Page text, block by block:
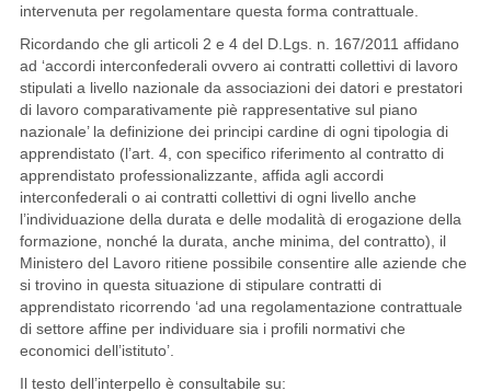
intervenuta per regolamentare questa forma contrattuale.
Ricordando che gli articoli 2 e 4 del D.Lgs. n. 167/2011 affidano
ad ‘accordi interconfederali ovvero ai contratti collettivi di lavoro
stipulati a livello nazionale da associazioni dei datori e prestatori
di lavoro comparativamente piè rappresentative sul piano
nazionale’ la definizione dei principi cardine di ogni tipologia di
apprendistato (l’art. 4, con specifico riferimento al contratto di
apprendistato professionalizzante, affida agli accordi
interconfederali o ai contratti collettivi di ogni livello anche
l’individuazione della durata e delle modalità di erogazione della
formazione, nonché la durata, anche minima, del contratto), il
Ministero del Lavoro ritiene possibile consentire alle aziende che
si trovino in questa situazione di stipulare contratti di
apprendistato ricorrendo ‘ad una regolamentazione contrattuale
di settore affine per individuare sia i profili normativi che
economici dell’istituto’.
Il testo dell’interpello è consultabile su: